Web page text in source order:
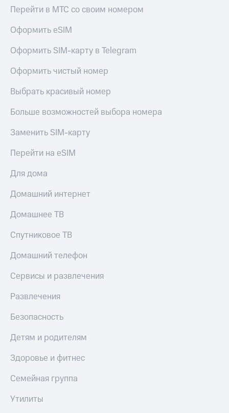
Перейти в МТС со своим номером
Оформить eSIM
Оформить SIM-карту в Telegram
Оформить чистый номер
Выбрать красивый номер
Больше возможностей выбора номера
Заменить SIM-карту
Перейти на eSIM
Для дома
Домашний интернет
Домашнее ТВ
Спутниковое ТВ
Домашний телефон
Сервисы и развлечения
Развлечения
Безопасность
Детям и родителям
Здоровье и фитнес
Семейная группа
Утилиты